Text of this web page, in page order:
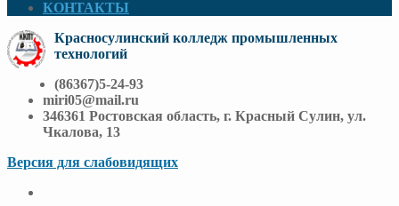
КОНТАКТЫ
Красносулинский колледж промышленных
технологий
(86367)5-24-93
miri05@mail.ru
346361 Ростовская область, г. Красный Сулин, ул.
Чкалова, 13
Версия для слабовидящих